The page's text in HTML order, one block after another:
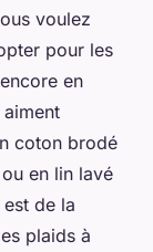
voulez
pour les
en
coton brodé
en lin lavé
de la
plaids à